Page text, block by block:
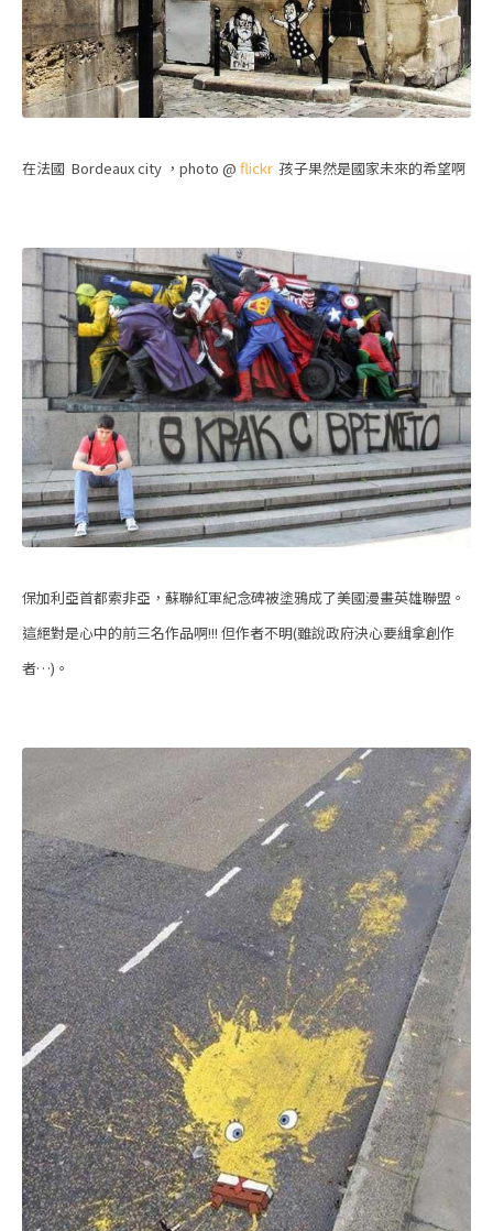
在法國 Bordeaux city ，photo @ flickr 孩子果然是國家未來的希望啊
保加利亞首都索非亞，蘇聯紅軍紀念碑被塗鴉成了美國漫畫英雄聯盟。
這絕對是心中的前三名作品啊!!! 但作者不明(雖說政府決心要緝拿創作
者…)。